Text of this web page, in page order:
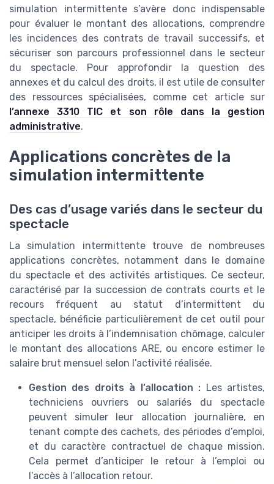
simulation intermittente s’avère donc indispensable
pour évaluer le montant des allocations, comprendre
les incidences des contrats de travail successifs, et
sécuriser son parcours professionnel dans le secteur
du spectacle. Pour approfondir la question des
annexes et du calcul des droits, il est utile de consulter
des ressources spécialisées, comme cet article sur
l’annexe 3310 TIC et son rôle dans la gestion
administrative.
Applications concrètes de la
simulation intermittente
Des cas d’usage variés dans le secteur du
spectacle
La simulation intermittente trouve de nombreuses
applications concrètes, notamment dans le domaine
du spectacle et des activités artistiques. Ce secteur,
caractérisé par la succession de contrats courts et le
recours fréquent au statut d’intermittent du
spectacle, bénéficie particulièrement de cet outil pour
anticiper les droits à l’indemnisation chômage, calculer
le montant des allocations ARE, ou encore estimer le
salaire brut mensuel selon l’activité réalisée.
Gestion des droits à l’allocation : Les artistes,
techniciens ouvriers ou salariés du spectacle
peuvent simuler leur allocation journalière, en
tenant compte des cachets, des périodes d’emploi,
et du caractère contractuel de chaque mission.
Cela permet d’anticiper le retour à l’emploi ou
l’accès à l’allocation retour.